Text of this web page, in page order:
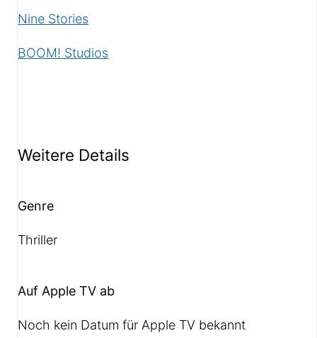
Nine Stories
BOOM! Studios
Weitere Details
Genre
Thriller
Auf Apple TV ab
Noch kein Datum für Apple TV bekannt